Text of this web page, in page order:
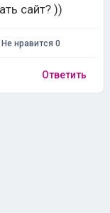
сайт? ))
Не нравится 0
Ответить